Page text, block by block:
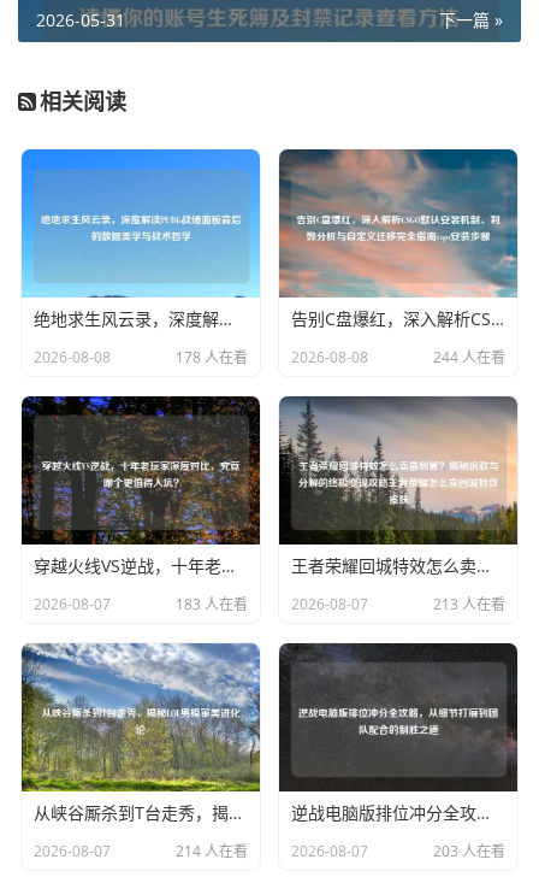
下一篇 »
2026-05-31
相关阅读
绝地求生风云录，深度解读PUBG战绩面板背后的数据美学与战术哲学
2026-08-08 178 人在看
告别C盘爆红，深入解析CSGO默认安装机制、利弊分析与自定义迁移完全指南csgo安装步骤
2026-08-08 244 人在看
穿越火线VS逆战，十年老玩家深度对比，究竟哪个更值得入坑？
2026-08-07 183 人在看
王者荣耀回城特效怎么卖最划算？揭秘退款与分解的终极变现攻略王者荣耀怎么卖回城特效皮肤
2026-08-07 213 人在看
从峡谷厮杀到T台走秀，揭秘LOL男模审美进化论
2026-08-07 214 人在看
逆战电脑版排位冲分全攻略，从细节打磨到团队配合的制胜之道
2026-08-07 203 人在看